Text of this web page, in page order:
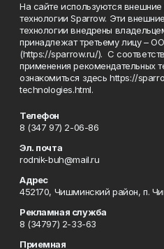
На сайте используются
технологии Sparrow. Эти
технологии внедрены
принадлежат третьему лицу –
(https://sparrow.ru/). С
применения рекомендательных
ознакомиться здесь https://
technologies.html.
Телефон
8 (347 97) 2-06-86
Эл. почта
rodnik-buh@mail.ru
Адрес
452170, Чишминский район, п.
Рекламная служба
8 (34797) 2-33-63
Приемная